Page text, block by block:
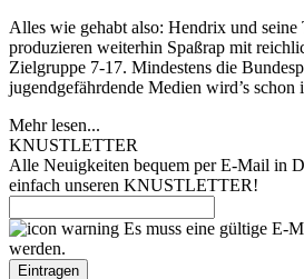
Alles wie gehabt also: Hendrix und
produzieren weiterhin Spaßrap mit
Zielgruppe 7-17. Mindestens die
jugendgefährdende Medien wird’s schon
Mehr lesen...
KNUSTLETTER
Alle Neuigkeiten bequem per E-Mail in
einfach unseren KNUSTLETTER!
Es muss eine gültige E-
werden.